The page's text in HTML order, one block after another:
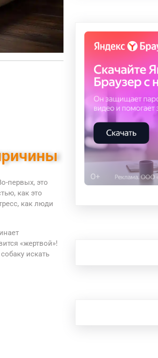
первых, это
как это
как люди
«жертвой»!
искать